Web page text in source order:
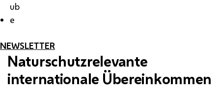
ub
e
NEWSLETTER
Naturschutzrelevante
internationale Übereinkommen